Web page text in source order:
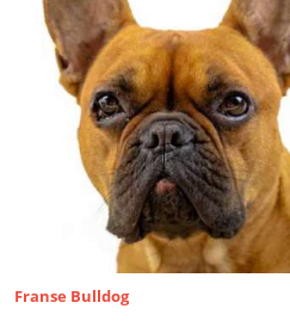
Franse Bulldog